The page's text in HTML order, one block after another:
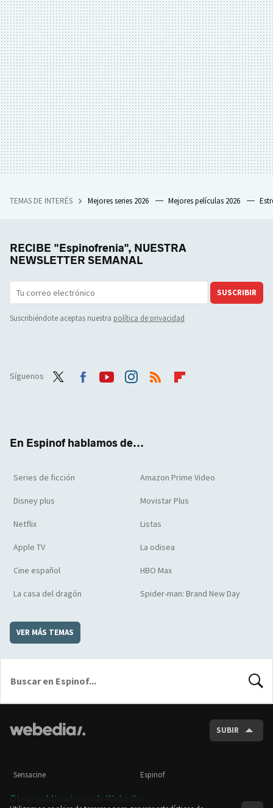
TEMAS DE INTERÉS Mejores series 2026 Mejores películas 2026
RECIBE "Espinofrenia", NUESTRA
NEWSLETTER SEMANAL
SUSCRIBIR
Suscribiéndote aceptas nuestra política de privacidad
Síguenos
En Espinof hablamos de...
Series de ficción Amazon Prime Video
Disney plus Movistar Plus
Netflix Listas
Apple TV La odisea
Cine español HBO Max
La casa del dragón Spider-man: Brand New Day
VER MÁS TEMAS
SUBIR
Sensacine Espinof
Otras publicaciones de Webedia